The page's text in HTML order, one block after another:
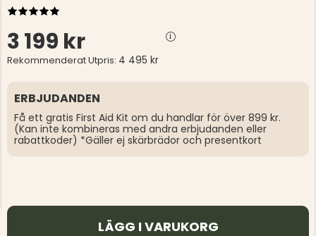
3 199 kr
Rekommenderat Utpris: 4 495 kr
ERBJUDANDEN
Få ett gratis First Aid Kit om du handlar för över 899 kr.
(Kan inte kombineras med andra erbjudanden eller
rabattkoder) *Gäller ej skärbrädor och presentkort
LÄGG I VARUKORG